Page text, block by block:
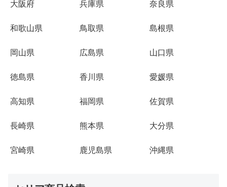
大阪府 兵庫県 奈良県
和歌山県 鳥取県 島根県
岡山県 広島県 山口県
徳島県 香川県 愛媛県
高知県 福岡県 佐賀県
長崎県 熊本県 大分県
宮崎県 鹿児島県 沖縄県